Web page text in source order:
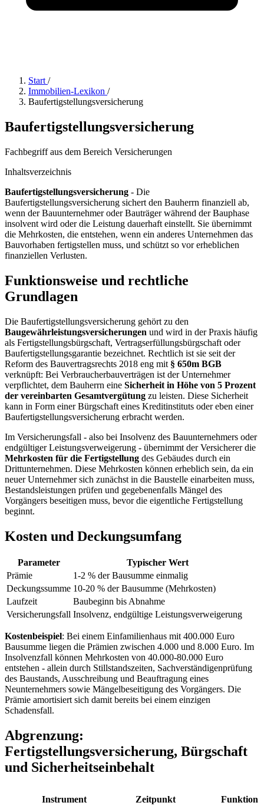
Start /
Immobilien-Lexikon /
Baufertigstellungsversicherung
Baufertigstellungsversicherung
Fachbegriff aus dem Bereich Versicherungen
Inhaltsverzeichnis
Baufertigstellungsversicherung - Die
Baufertigstellungsversicherung sichert den Bauherrn finanziell ab,
wenn der Bauunternehmer oder Bauträger während der Bauphase
insolvent wird oder die Leistung dauerhaft einstellt. Sie übernimmt
die Mehrkosten, die entstehen, wenn ein anderes Unternehmen das
Bauvorhaben fertigstellen muss, und schützt so vor erheblichen
finanziellen Verlusten.
Funktionsweise und rechtliche
Grundlagen
Die Baufertigstellungsversicherung gehört zu den
Baugewährleistungsversicherungen und wird in der Praxis häufig
als Fertigstellungsbürgschaft, Vertragserfüllungsbürgschaft oder
Baufertigstellungsgarantie bezeichnet. Rechtlich ist sie seit der
Reform des Bauvertragsrechts 2018 eng mit § 650m BGB
verknüpft: Bei Verbraucherbauverträgen ist der Unternehmer
verpflichtet, dem Bauherrn eine Sicherheit in Höhe von 5 Prozent
der vereinbarten Gesamtvergütung zu leisten. Diese Sicherheit
kann in Form einer Bürgschaft eines Kreditinstituts oder eben einer
Baufertigstellungsversicherung erbracht werden.
Im Versicherungsfall - also bei Insolvenz des Bauunternehmers oder
endgültiger Leistungsverweigerung - übernimmt der Versicherer die
Mehrkosten für die Fertigstellung des Gebäudes durch ein
Drittunternehmen. Diese Mehrkosten können erheblich sein, da ein
neuer Unternehmer sich zunächst in die Baustelle einarbeiten muss,
Bestandsleistungen prüfen und gegebenenfalls Mängel des
Vorgängers beseitigen muss, bevor die eigentliche Fertigstellung
beginnt.
Kosten und Deckungsumfang
Parameter
Typischer Wert
Prämie
1-2 % der Bausumme einmalig
Deckungssumme 10-20 % der Bausumme (Mehrkosten)
Laufzeit
Baubeginn bis Abnahme
Versicherungsfall Insolvenz, endgültige Leistungsverweigerung
Kostenbeispiel: Bei einem Einfamilienhaus mit 400.000 Euro
Bausumme liegen die Prämien zwischen 4.000 und 8.000 Euro. Im
Insolvenzfall können Mehrkosten von 40.000-80.000 Euro
entstehen - allein durch Stillstandszeiten, Sachverständigenprüfung
des Baustands, Ausschreibung und Beauftragung eines
Neunternehmers sowie Mängelbeseitigung des Vorgängers. Die
Prämie amortisiert sich damit bereits bei einem einzigen
Schadensfall.
Abgrenzung:
Fertigstellungsversicherung, Bürgschaft
und Sicherheitseinbehalt
Instrument Zeitpunkt Funktion